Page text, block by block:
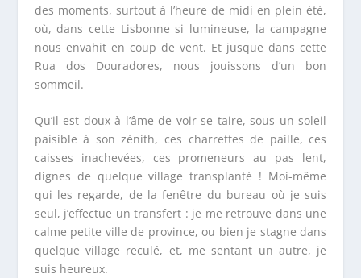
des moments, surtout à l’heure de midi en plein été,
où, dans cette Lisbonne si lumineuse, la campagne
nous envahit en coup de vent. Et jusque dans cette
Rua dos Douradores, nous jouissons d’un bon
sommeil.
Qu’il est doux à l’âme de voir se taire, sous un soleil
paisible à son zénith, ces charrettes de paille, ces
caisses inachevées, ces promeneurs au pas lent,
dignes de quelque village transplanté ! Moi-même
qui les regarde, de la fenêtre du bureau où je suis
seul, j’effectue un transfert : je me retrouve dans une
calme petite ville de province, ou bien je stagne dans
quelque village reculé, et, me sentant un autre, je
suis heureux.